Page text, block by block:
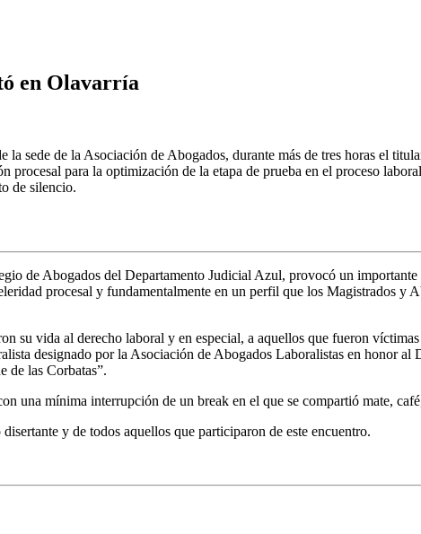
en Olavarría
sede de la Asociación de Abogados, durante más de tres horas el
procesal para la optimización de la etapa de prueba en el proceso
de silencio.
de Abogados del Departamento Judicial Azul, provocó un
procesal y fundamentalmente en un perfil que los Magistrados y
su vida al derecho laboral y en especial, a aquellos que fueron
designado por la Asociación de Abogados Laboralistas en honor
de las Corbatas”.
una mínima interrupción de un break en el que se compartió mate,
y de todos aquellos que participaron de este encuentro.